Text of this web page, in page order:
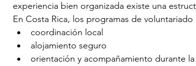
experiencia bien organizada existe una
En Costa Rica, los programas de
coordinación local
alojamiento seguro
orientación y acompañamiento durante